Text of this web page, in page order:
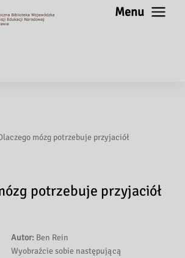
Menu
mózg potrzebuje przyjaciół
potrzebuje przyjaciół
Autor: Ben Rein
Wyobraźcie sobie następującą